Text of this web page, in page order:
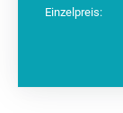
Einzelpreis: